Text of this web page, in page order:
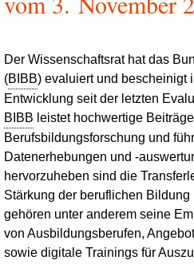
Der Wissenschaftsrat hat das
(BIBB) evaluiert und bescheinigt
Entwicklung seit der letzten
BIBB leistet hochwertige
Berufsbildungsforschung und
Datenerhebungen und -
hervorzuheben sind die
Stärkung der beruflichen
gehören unter anderem seine
von Ausbildungsberufen,
sowie digitale Trainings für